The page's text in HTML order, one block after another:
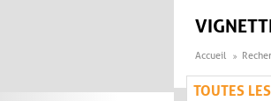
Accueil
TOUTES